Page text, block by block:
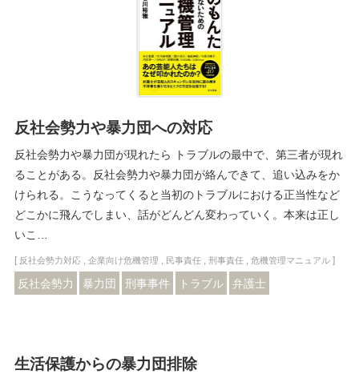
反社会勢力や暴力団への対応
反社会勢力や暴力団が現れたら トラブルの最中で、第三者が現れ
ることがある。反社会勢力や暴力団が絡んできて、追い込みをか
けられる。こうなってくると当初のトラブルにおける正当性など
どこかに飛んでしまい、話がどんどん変わっていく。本来は正し
いこ…
[ 反社会勢力対応, 企業向け危機管理 , 民事責任, 刑事責任, 危機管理マニュアル]
反社会勢力 暴力団 刑事事件 トラブル 弁護士
生活保護からの暴力団排除